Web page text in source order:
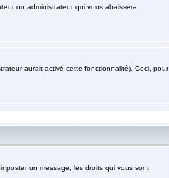
ou administrateur qui vous abaissera
aurait activé cette fonctionnalité). Ceci, pour
poster un message, les droits qui vous sont